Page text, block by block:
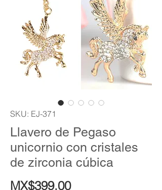
SKU: EJ-371
Llavero de Pegaso
unicornio con cristales
de zirconia cúbica
MX$399.00Price